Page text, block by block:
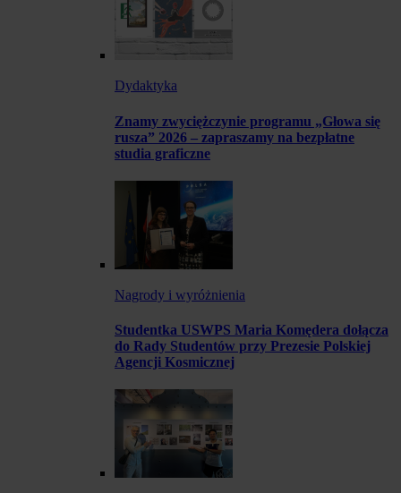
Dydaktyka
Znamy zwyciężczynie programu „Głowa się
rusza” 2026 – zapraszamy na bezpłatne
studia graficzne
Nagrody i wyróżnienia
Studentka USWPS Maria Komędera dołącza
do Rady Studentów przy Prezesie Polskiej
Agencji Kosmicznej